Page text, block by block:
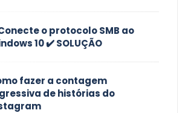
o protocolo SMB ao
10 ✔️ SOLUÇÃO
fazer a contagem
de histórias do